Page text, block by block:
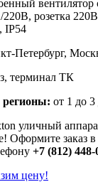
вентилятор
розетка
IP54
Петербург,
терминал ТК
регионы: от 1 до
уличный
Оформите заказ в
+7 (812) 448-
цену!